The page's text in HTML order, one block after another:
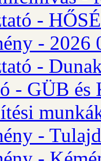
-
- 2026
-
- GÜB és
-